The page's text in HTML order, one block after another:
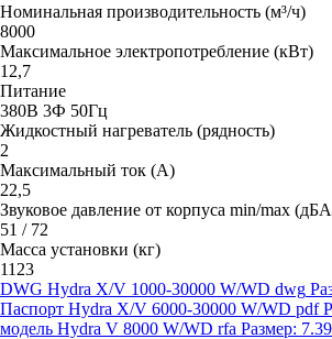
Номинальная производительность (м³/ч)
8000
Максимальное электропотребление (кВт)
12,7
Питание
380В 3Ф 50Гц
Жидкостный нагреватель (рядность)
2
Максимальный ток (А)
22,5
Звуковое давление от корпуса min/max
51 / 72
Масса установки (кг)
1123
DWG Hydra X/V 1000-30000 W/WD dwg
Паспорт Hydra X/V 6000-30000 W/WD pdf
модель Hydra V 8000 W/WD rfa Размер: